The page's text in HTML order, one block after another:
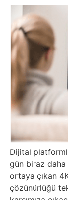
Bilgi
Bilim
Çizgi
Film
Diğer
Dijital
gün biraz
ortaya çıkan
çözünürlüğü